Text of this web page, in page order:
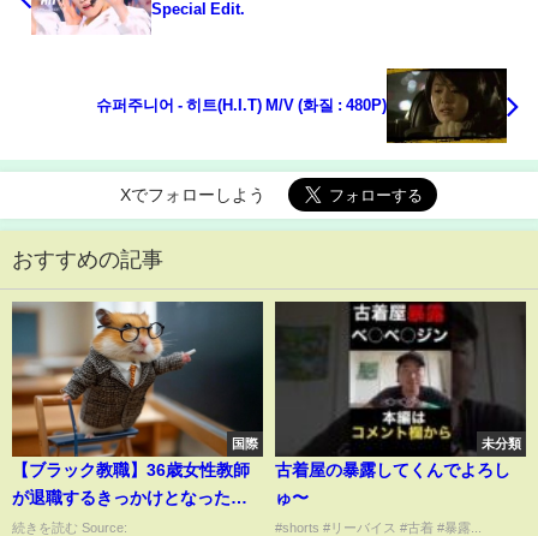
Special Edit.
슈퍼주니어 - 히트(H.I.T) M/V (화질 : 480P)
Xでフォローしよう
おすすめの記事
国際
【ブラック教職】36歳女性教師
が退職するきっかけとなった事
件
続きを読む Source:
未分類
古着屋の暴露してくんでよろし
ゅ〜
#shorts #リーバイス #古着 #暴露...